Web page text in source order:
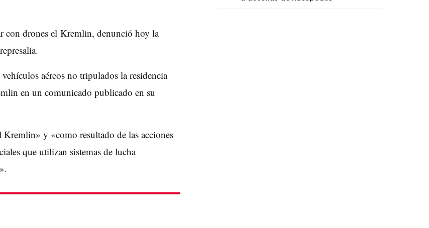
con drones el Kremlin, denunció hoy la
aéreos no tripulados la residencia
en un comunicado publicado en su
y «como resultado de las acciones
que utilizan sistemas de lucha